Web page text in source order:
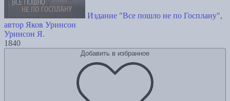
Издание "Все пошло не по Госплану",
автор Яков Уринсон
Уринсон Я.
1840
Добавить в избранное